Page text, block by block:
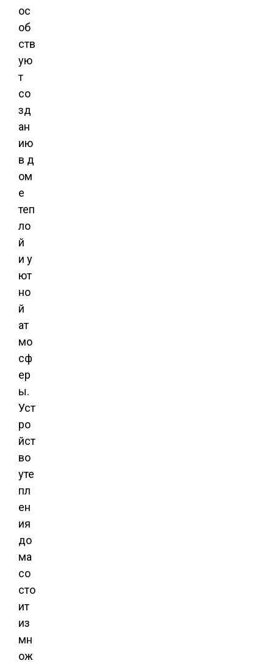
ос
об
ств
ую
т
со
зд
ан
ию
в д
ом
е
теп
ло
й
и у
ют
но
й
ат
мо
сф
ер
ы.
Уст
ро
йст
во
уте
пл
ен
ия
до
ма
со
сто
ит
из
мн
ож